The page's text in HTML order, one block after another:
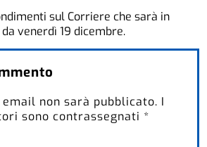
sul Corriere che sarà in
venerdì 19 dicembre.
non sarà pubblicato. I
sono contrassegnati *